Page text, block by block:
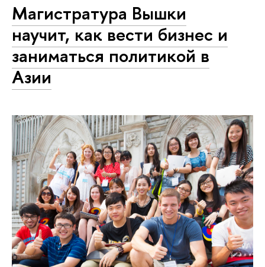
Магистратура Вышки
научит, как вести бизнес и
заниматься политикой в
Азии